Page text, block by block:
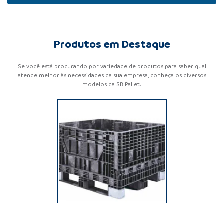
Produtos em Destaque
Se você está procurando por variedade de produtos para saber qual
atende melhor às necessidades da sua empresa, conheça os diversos
modelos da SB Pallet.